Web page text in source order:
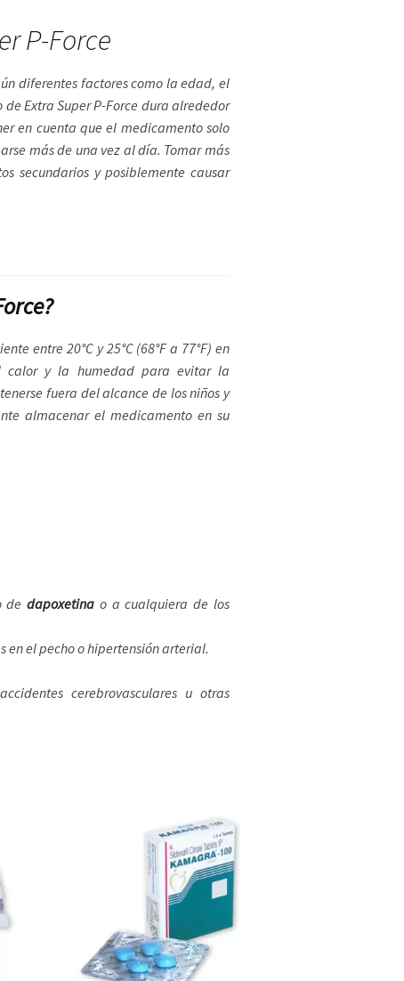
P-Force
diferentes factores como la edad, el
Extra Super P-Force dura alrededor
en cuenta que el medicamento solo
más de una vez al día. Tomar más
secundarios y posiblemente causar
entre 20°C y 25°C (68°F a 77°F) en
calor y la humedad para evitar la
fuera del alcance de los niños y
almacenar el medicamento en su
dedapoxetina o a cualquiera de los
el pecho o hipertensión arterial.
cerebrovasculares u otras